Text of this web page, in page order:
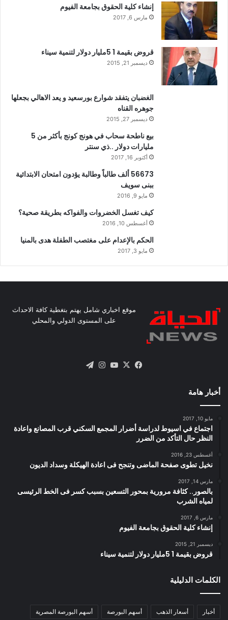
إنشاء كلية الحقوق بجامعة الفيوم
مارس 6, 2017
قروض بقيمة 1 5مليار دولار لتنمية سيناء
ديسمبر 21, 2015
الغضبان يتفقد شوارع بورسعيد و يعد الاهالي بجعلها
جوهره القناه
ديسمبر 27, 2015
بيع ناطحة سحاب في هونج كونج بأكثر من 5
مليارات دولار ..ذي سنتر
أكتوبر 16, 2017
56673 ألف طالباً وطالبة يؤدون امتحان الابتدائية
ببنى سويف
مايو 9, 2016
كيف تغسل الخضروات والفواكه بطريقة صحية؟
أغسطس 10, 2016
الحكم بالإعدام على مغتصب الطفلة هدى بالمنيا
مايو 3, 2017
موقع اخباري شامل يهتم بتغطية كافة الاحداث
على المستوى الدولي والمحلي
فيسبوك
X يوتيوبانستقرام
أخبار هامة
مايو 10, 2017
اجتماع في اسيوط لدراسة أضرار المجمع السكني قرب المصانع واعادة
النظر حال التأكد من الضرر
أغسطس 23, 2016
نخيل تطوى صفحة الماضى وتنجح فى اعادة الهيكلة وسداد الديون
مارس 14, 2017
بالصور.. كثافة مرورية بمحور التسعين بسبب كسر فى الخط الرئيسى
لمياه الشرب
مارس 6, 2017
إنشاء كلية الحقوق بجامعة الفيوم
ديسمبر 21, 2015
قروض بقيمة 1 5مليار دولار لتنمية سيناء
الكلمات الدليلية
أخبار أسعار الذهب أسهم البورصة أسهم البورصة المصرية